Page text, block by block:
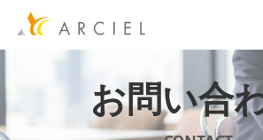
お問い合